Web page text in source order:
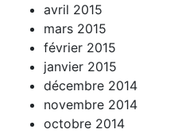
avril 2015
mars 2015
février 2015
janvier 2015
décembre 2014
novembre 2014
octobre 2014